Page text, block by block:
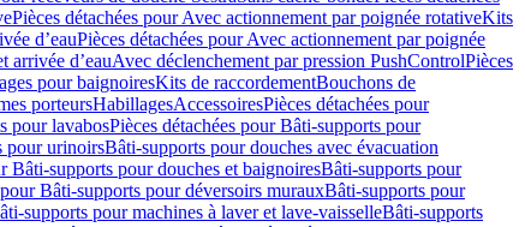
Pièces détachées pour Avec actionnement par poignée rotativeKits
d’eauPièces détachées pour Avec actionnement par poignée
arrivée d’eauAvec déclenchement par pression PushControlPièces
pour baignoiresKits de raccordementBouchons de
porteursHabillagesAccessoiresPièces détachées pour
pour lavabosPièces détachées pour Bâti-supports pour
pour urinoirsBâti-supports pour douches avec évacuation
Bâti-supports pour douches et baignoiresBâti-supports pour
Bâti-supports pour déversoirs murauxBâti-supports pour
supports pour machines à laver et lave-vaisselleBâti-supports